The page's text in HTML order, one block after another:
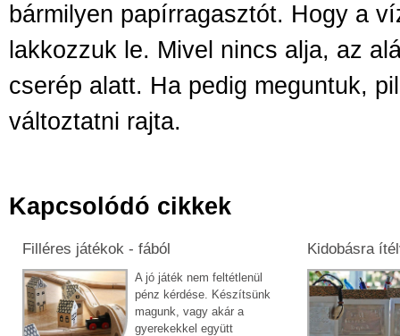
bármilyen papírragasztót. Hogy a
lakkozzuk le. Mivel nincs alja, az
cserép alatt. Ha pedig meguntuk,
változtatni rajta.
Kapcsolódó cikkek
Filléres játékok - fából
A jó játék nem feltétlenül
pénz kérdése. Készítsünk
magunk, vagy akár a
gyerekekkel együtt
Kidobásra